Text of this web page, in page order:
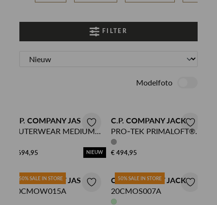
FILTER
Modelfoto
C.P. COMPANY JAS
OUTERWEAR MEDIUM
€ 694,95 NIEUW
C.P. COMPANY JACK
PRO-TEK PRIMALOFT®
SILVER BOMBER JACKET
€ 494,95
50% SALE IN STORE
C.P. COMPANY JAS
20CMOW015A
50% SALE IN STORE
C.P. COMPANY JACK
20CMOS007A